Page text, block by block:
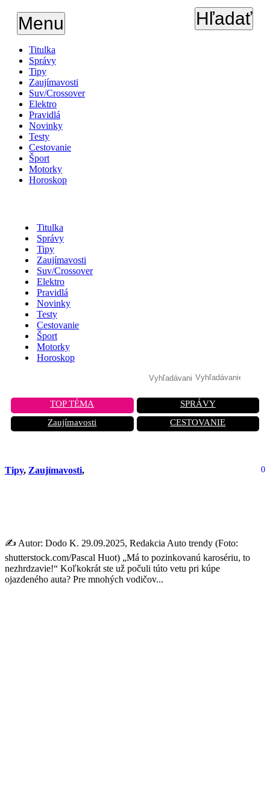
Menu Hľadať
Titulka
Správy
Tipy
Zaujímavosti
Suv/Crossover
Elektro
Pravidlá
Novinky
Testy
Cestovanie
Šport
Motorky
Horoskop
Titulka
Správy
Tipy
Zaujímavosti
Suv/Crossover
Elektro
Pravidlá
Novinky
Testy
Cestovanie
Šport
Motorky
Horoskop
TOP TÉMA
SPRÁVY
Zaujímavosti
CESTOVANIE
Tipy, Zaujímavosti, 0
✍️ Autor: Dodo K. 29.09.2025, Redakcia Auto trendy (Foto:
shutterstock.com/Pascal Huot) „Má to pozinkovanú karosériu, to
nezhrdzavie!“ Koľkokrát ste už počuli túto vetu pri kúpe
ojazdeného auta? Pre mnohých vodičov...